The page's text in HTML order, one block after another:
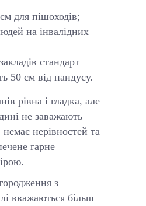
для пішоходів;
на інвалідних
стандарт
50 см від пандусу.
рівна і гладка, але
не заважають
немає нерівностей та
гарне
з
вважаються більш